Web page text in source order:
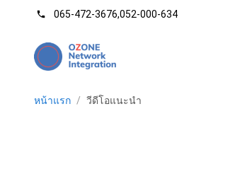
phone 065-472-3676,052-000-634
หน้าแรก / วีดีโอแนะนำ